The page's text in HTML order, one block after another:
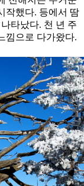
작했다. 등에서 땀
타났다. 천 년 주
낌으로 다가왔다.